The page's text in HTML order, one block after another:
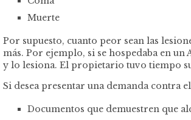
Muerte
Por supuesto, cuanto peor sean las
más. Por ejemplo, si se hospedaba en
y lo lesiona. El propietario tuvo tiempo
Si desea presentar una demanda contra
Documentos que demuestren que